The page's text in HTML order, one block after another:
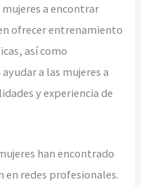
a encontrar
ofrecer entrenamiento
así como
a las mujeres a
y experiencia de
han encontrado
en redes profesionales.